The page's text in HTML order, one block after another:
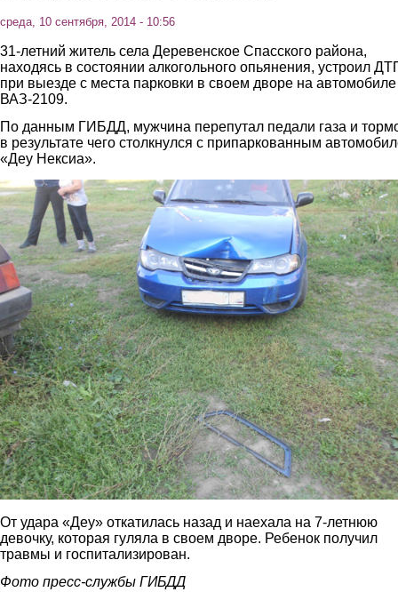
среда, 10 сентября, 2014 - 10:56
31-летний житель села Деревенское Спасского района,
находясь в состоянии алкогольного опьянения, устроил
при выезде с места парковки в своем дворе на автомобиле
ВАЗ-2109.
По данным ГИБДД, мужчина перепутал педали газа и
в результате чего столкнулся с припаркованным
«Деу Нексиа».
2.jpg
От удара «Деу» откатилась назад и наехала на 7-летнюю
девочку, которая гуляла в своем дворе. Ребенок получил
травмы и госпитализирован.
Фото пресс-службы ГИБДД